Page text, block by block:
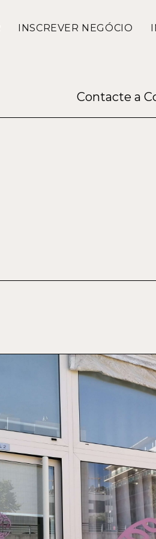
INSCREVER NEGÓCIO
Contacte a